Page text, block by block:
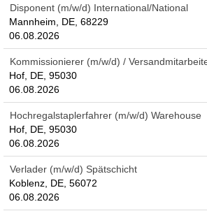
Disponent (m/w/d) International/National
Mannheim, DE, 68229
06.08.2026
Kommissionierer (m/w/d) /
Hof, DE, 95030
06.08.2026
Hochregalstaplerfahrer (m/w/d) Warehouse
Hof, DE, 95030
06.08.2026
Verlader (m/w/d) Spätschicht
Koblenz, DE, 56072
06.08.2026